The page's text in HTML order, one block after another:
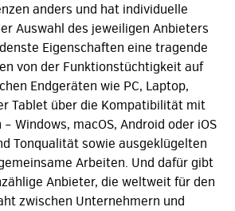
anders und hat individuelle
Auswahl des jeweiligen Anbieters
Eigenschaften eine tragende
von der Funktionstüchtigkeit auf
Endgeräten wie PC, Laptop,
Tablet über die Kompatibilität mit
Windows, macOS, Android oder iOS
Tonqualität sowie ausgeklügelten
Arbeiten. Und dafür gibt
Anbieter, die weltweit für den
zwischen Unternehmern und